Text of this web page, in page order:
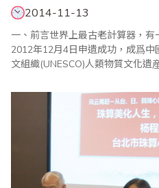
2014-11-13
一、前言世界上最古老計算器，
2012年12月4日申遺成功，成爲
文組織(UNESCO)人類物質文化遺
久，用算盤執行的計算方法，透
减、乘、除以及指數開根號等複
方式傳承下來，成爲中國傳統文化